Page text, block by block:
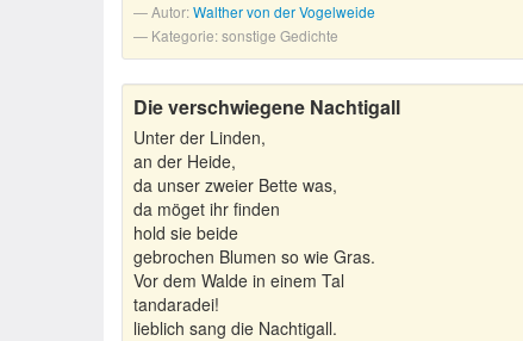
Autor:Walther von der Vogelweide
Kategorie: sonstige Gedichte
Die verschwiegene Nachtigall
Unter der Linden,
an der Heide,
da unser zweier Bette was,
da möget ihr finden
hold sie beide
gebrochen Blumen so wie Gras.
Vor dem Walde in einem Tal
tandaradei!
lieblich sang die Nachtigall.